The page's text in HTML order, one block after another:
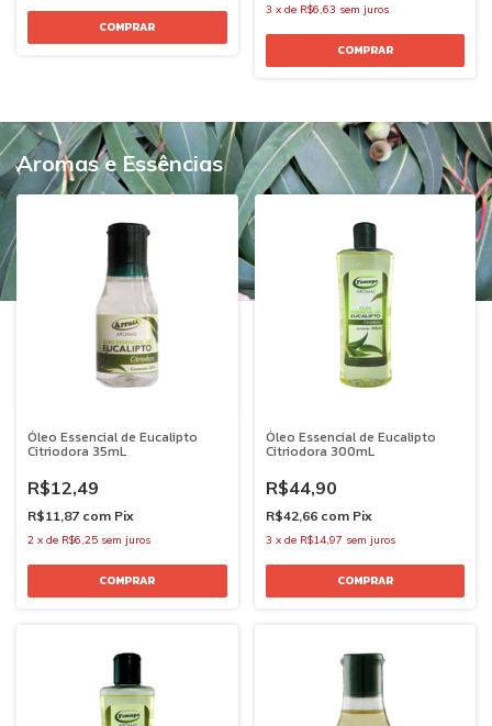
3 x de R$6,63 sem juros
Aromas e Essências
Óleo Essencial de Eucalipto
Citriodora 35mL
R$12,49
R$11,87 com Pix
2 x de R$6,25 sem juros
Óleo Essencial de Eucalipto
Citriodora 300mL
R$44,90
R$42,66 com Pix
3 x de R$14,97 sem juros